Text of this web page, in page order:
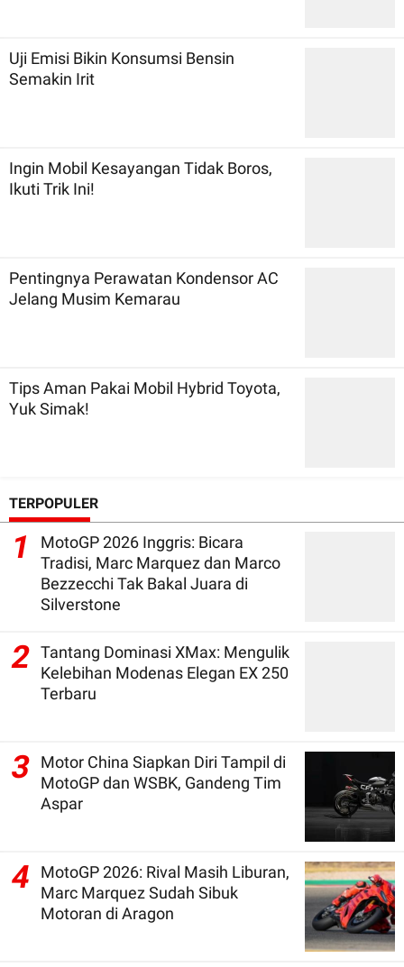
Uji Emisi Bikin Konsumsi Bensin
Semakin Irit
Ingin Mobil Kesayangan Tidak Boros,
Ikuti Trik Ini!
Pentingnya Perawatan Kondensor AC
Jelang Musim Kemarau
Tips Aman Pakai Mobil Hybrid Toyota,
Yuk Simak!
TERPOPULER
1
MotoGP 2026 Inggris: Bicara
Tradisi, Marc Marquez dan Marco
Bezzecchi Tak Bakal Juara di
Silverstone
2 Tantang Dominasi XMax: Mengulik
Kelebihan Modenas Elegan EX 250
Terbaru
3
Motor China Siapkan Diri Tampil di
MotoGP dan WSBK, Gandeng Tim
Aspar
4
MotoGP 2026: Rival Masih Liburan,
Marc Marquez Sudah Sibuk
Motoran di Aragon